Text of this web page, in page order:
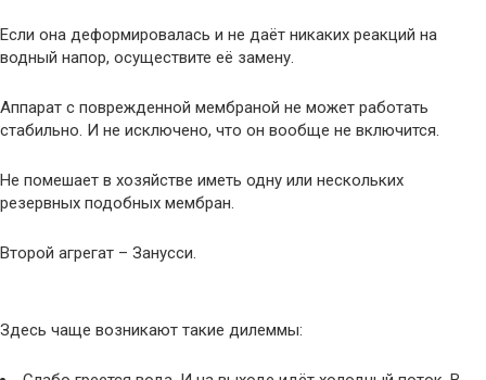
Если она деформировалась и не даёт никаких реакций на
водный напор, осуществите её замену.
Аппарат с поврежденной мембраной не может работать
стабильно. И не исключено, что он вообще не включится.
Не помешает в хозяйстве иметь одну или нескольких
резервных подобных мембран.
Второй агрегат – Занусси.
Здесь чаще возникают такие дилеммы: